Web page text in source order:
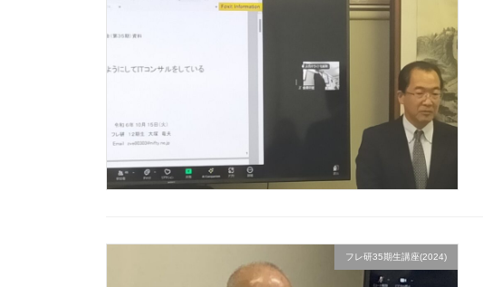
フレ研35期生講座(2024)